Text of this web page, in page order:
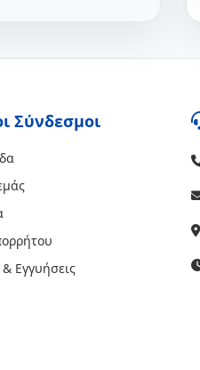
Σύνδεσμοι
Εγγυήσεις